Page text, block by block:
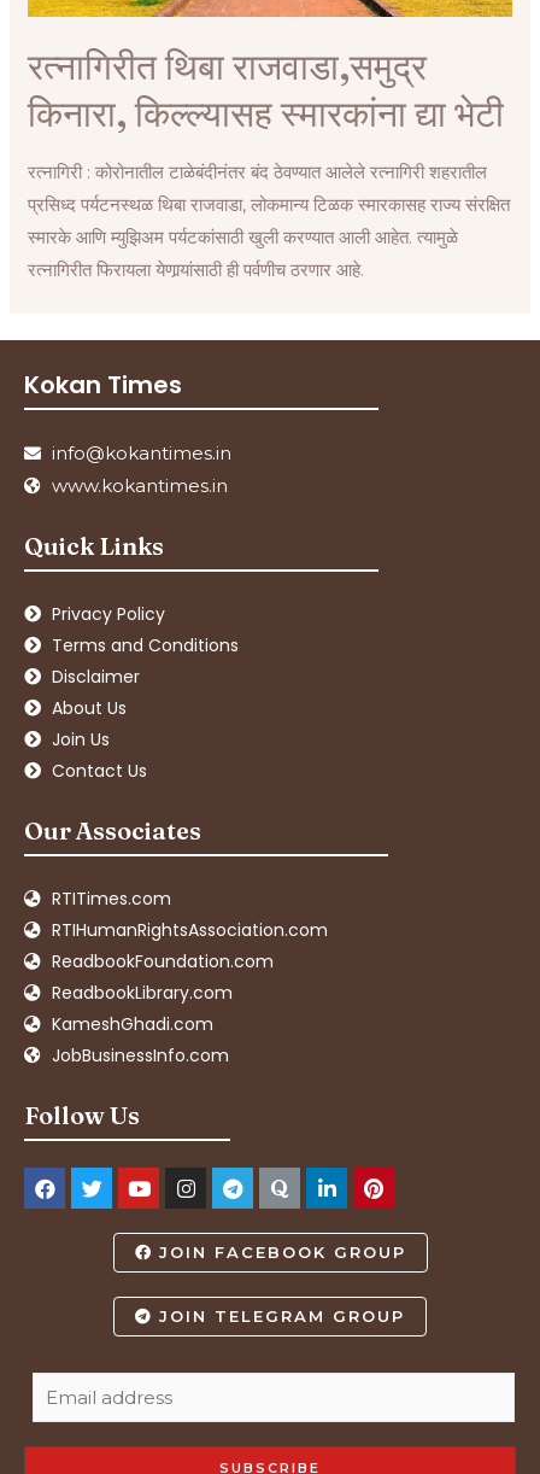
रत्नागिरीत थिबा राजवाडा,समुद्र
किनारा, किल्ल्यासह स्मारकांना द्या भेटी
रत्नागिरी : कोरोनातील टाळेबंदीनंतर बंद ठेवण्यात आलेले रत्नागिरी शहरातील
प्रसिध्द पर्यटनस्थळ थिबा राजवाडा, लोकमान्य टिळक स्मारकासह राज्य संरक्षित
स्मारके आणि म्युझिअम पर्यटकांसाठी खुली करण्यात आली आहेत. त्यामुळे
रत्नागिरीत फिरायला येणार्‍यांसाठी ही पर्वणीच ठरणार आहे.
Kokan Times
info@kokantimes.in
www.kokantimes.in
Quick Links
Privacy Policy
Terms and Conditions
Disclaimer
About Us
Join Us
Contact Us
Our Associates
RTITimes.com
RTIHumanRightsAssociation.com
ReadbookFoundation.com
ReadbookLibrary.com
KameshGhadi.com
JobBusinessInfo.com
Follow Us
JOIN FACEBOOK GROUP
JOIN TELEGRAM GROUP
SUBSCRIBE